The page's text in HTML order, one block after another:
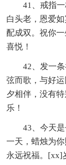
41、戒指
白头老，恩爱
配成双。祝你
喜悦！
42、发一
弦而歌，与好
夕相伴，没有
乐！
43、今天
一天，蜡烛为
永远祝福。[xx]